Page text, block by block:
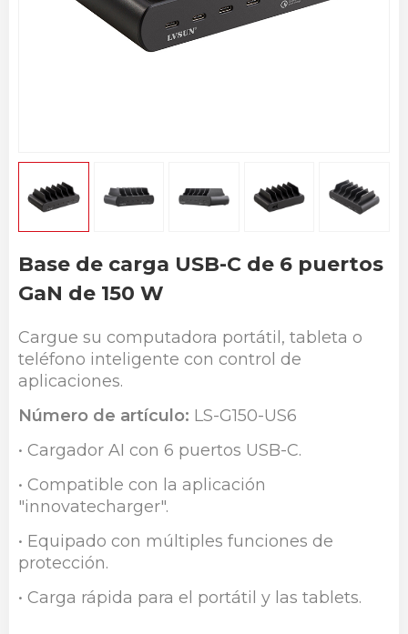
Base de carga USB-C de 6 puertos
GaN de 150 W
Cargue su computadora portátil, tableta o
teléfono inteligente con control de
aplicaciones.
Número de artículo: LS-G150-US6
• Cargador AI con 6 puertos USB-C.
• Compatible con la aplicación
"innovatecharger".
• Equipado con múltiples funciones de
protección.
• Carga rápida para el portátil y las tablets.